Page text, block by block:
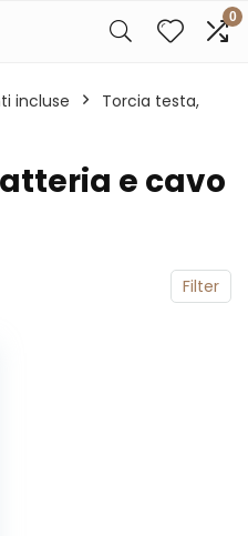
0
incluse
‎Torcia testa,
e cavo
Filter